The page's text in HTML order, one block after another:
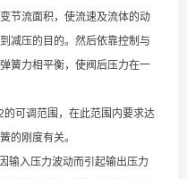
节流面积，使流速及流体的动
减压的目的。然后依靠控制与
簧力相平衡，使阀后压力在一
可调范围，在此范围内要求达
的刚度有关。
输入压力波动而引起输出压力